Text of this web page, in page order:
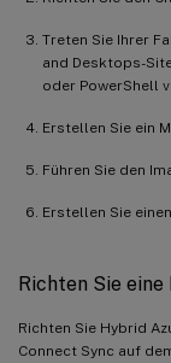
Treten Sie Ihrer
and Desktops-
oder PowerShell
Erstellen Sie ein
Führen Sie den
Erstellen Sie
Richten Sie
Richten Sie Hybrid
Connect Sync auf